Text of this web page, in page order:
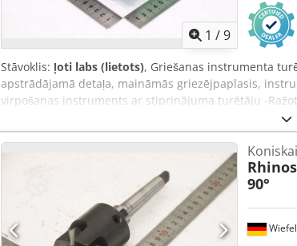
1 /9
Stāvoklis: ļoti labs (lietots), Griešanas instrumenta
apstrādājamā detaļa, maināmās griezējpaplasis,
virpošanas instruments ar stiprinājuma turētāju -
instruments ar stiprinājuma turētāju -Tips: Widax
pieejami -Cena: par vienu gabalu -Kartona izmēri:
Rhinos
90°